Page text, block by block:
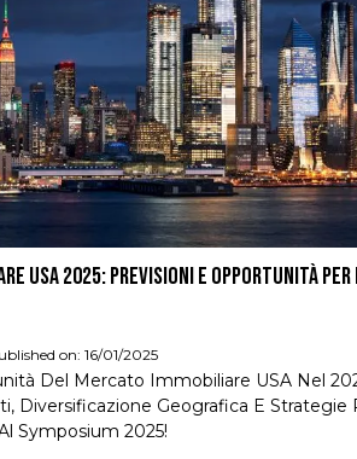
USA 2025: PREVISIONI E OPPORTUNITÀ
on: 16/01/2025
Del Mercato Immobiliare USA Nel
Diversificazione Geografica E Strategie
Symposium 2025!